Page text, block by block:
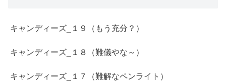
キャンディーズ_１９（もう充分？）
キャンディーズ_１８（難儀やな～）
キャンディーズ_１７（難解なペンライト）